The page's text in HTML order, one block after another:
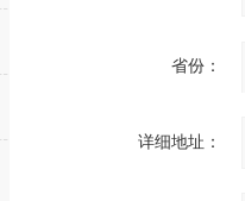
省份：
详细地址：